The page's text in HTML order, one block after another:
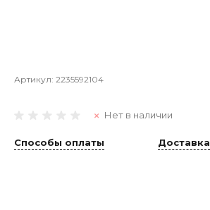
Артикул: 2235592104
Нет в наличии
Способы оплаты Доставка